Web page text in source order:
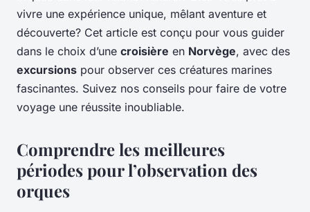
vivre une expérience unique, mêlant aventure et
découverte? Cet article est conçu pour vous guider
dans le choix d’une croisière en Norvège, avec des
excursions pour observer ces créatures marines
fascinantes. Suivez nos conseils pour faire de votre
voyage une réussite inoubliable.
Comprendre les meilleures
périodes pour l’observation des
orques